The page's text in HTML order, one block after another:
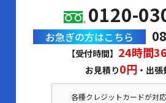
0120-
お急ぎの方はこちら
【受付時間】 24時間
お見積り0円 ・出張
各種クレジットカードが対応